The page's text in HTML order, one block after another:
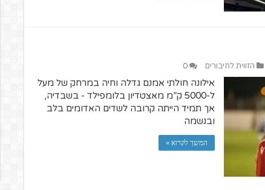
הזווית לחיבורים 0
אילונה חולתי אמנם גדלה וחיה במרחק של מעל
ל-5000 ק”מ מאצטדיון בלומפילד - בשבדיה,
אך תמיד הייתה קרובה לשדים האדומים בלב
ובנשמה
המשך לקרוא »